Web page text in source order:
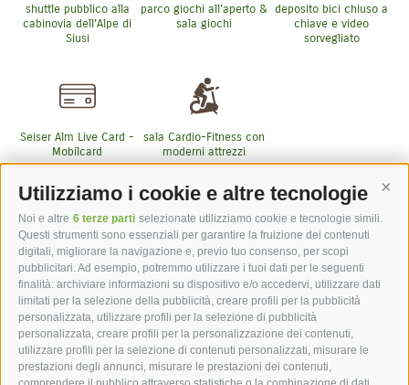
Utilizziamo i cookie e altre tecnologie
Noi e altre 6 terze parti selezionate utilizziamo cookie e tecnologie simili.
Questi strumenti sono essenziali per garantire la fruizione dei contenuti
digitali, migliorare la navigazione e, previo tuo consenso, per scopi
pubblicitari. Ad esempio, potremmo utilizzare i tuoi dati per le seguenti
finalità: archiviare informazioni su dispositivo e/o accedervi, utilizzare dati
limitati per la selezione della pubblicità, creare profili per la pubblicità
personalizzata, utilizzare profili per la selezione di pubblicità
personalizzata, creare profili per la personalizzazione dei contenuti,
utilizzare profili per la selezione di contenuti personalizzati, misurare le
prestazioni degli annunci, misurare le prestazioni dei contenuti,
shuttle pubblico alla
cabinovia dell'Alpe di
Siusi
parco giochi all’aperto &
sala giochi
deposito bici chiuso a
chiave e video
sorvegliato
Seiser Alm Live Card -
Mobilcard
sala Cardio-Fitness con
moderni attrezzi
Tecnogym
Altri servizi inclusi